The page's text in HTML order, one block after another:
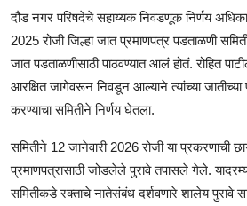
दौंड नगर परिषदेचे सहाय्यक निवडणूक निर्णय
2025 रोजी जिल्हा जात प्रमाणपत्र पडताळणी
जात पडताळणीसाठी पाठवण्यात आलं होतं. रोहित
आरक्षित जागेवरून निवडून आल्याने त्यांच्या जातीच्या
करण्याचा समितीने निर्णय घेतला.
समितीने 12 जानेवारी 2026 रोजी या प्रकरणाची
प्रमाणपत्रासाठी जोडलेले पुरावे तपासले गेले.
समितीकडे रक्ताचे नातेसंबंध दर्शवणारे शालेय पुरावे